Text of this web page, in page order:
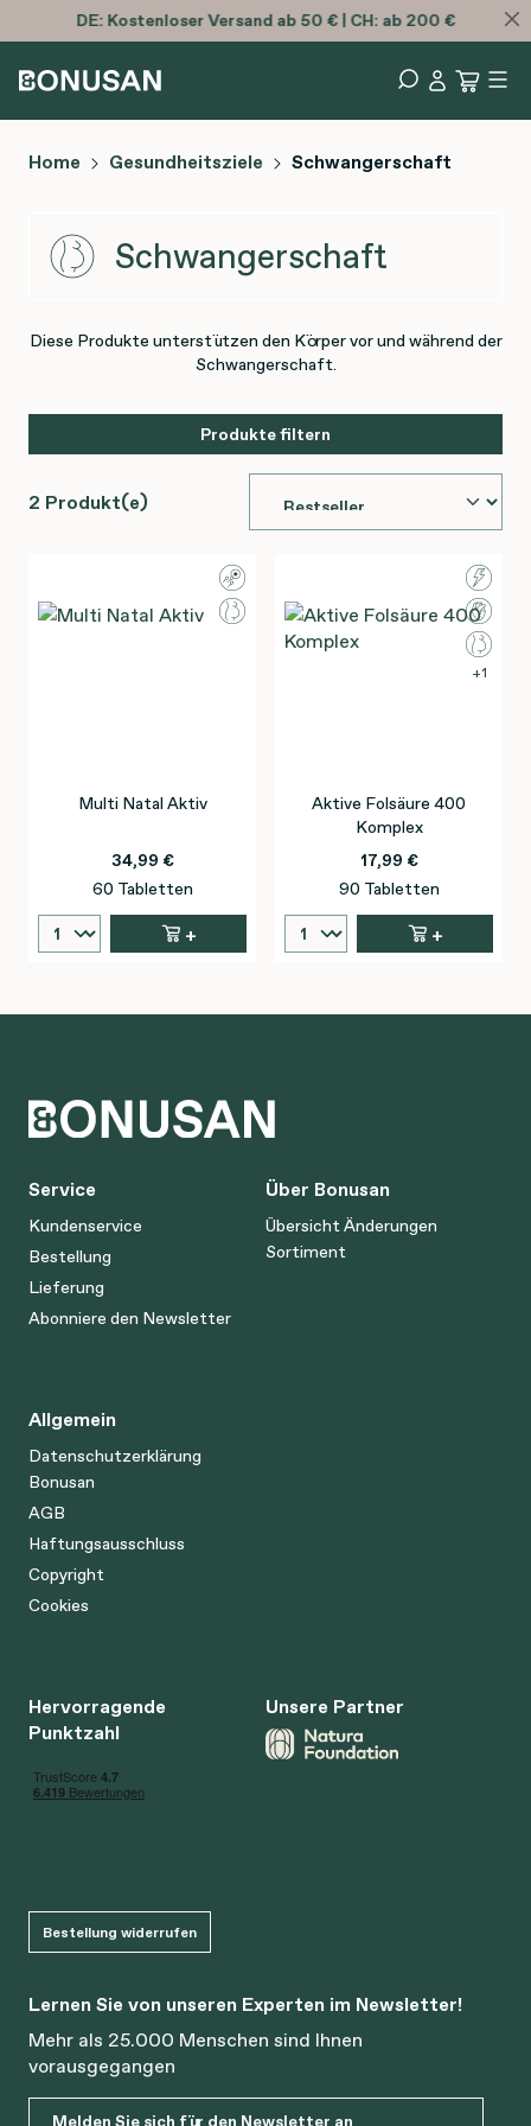
DE: KostenloserVersand ab 50 € | CH: ab 200 €
Home Gesundheitsziele Schwangerschaft
Schwangerschaft
Diese Produkte unterstützen den Körper vor und während der
Schwangerschaft.
Produkte filtern
2 Produkt(e)
Multi Natal Aktiv
34,99 €
60 Tabletten
+
1
Aktive Folsäure 400
Komplex
17,99 €
90 Tabletten
+
Service
Kundenservice
Bestellung
Lieferung
Abonniere den Newsletter
Über Bonusan
Übersicht Änderungen
Sortiment
Allgemein
Datenschutzerklärung
Bonusan
AGB
Haftungsausschluss
Copyright
Cookies
Hervorragende
Punktzahl
Unsere Partner
Bestellung widerrufen
Lernen Sie von unseren Experten im Newsletter!
Mehr als 25.000 Menschen sind Ihnen
vorausgegangen
Melden Sie sich für den Newsletter an